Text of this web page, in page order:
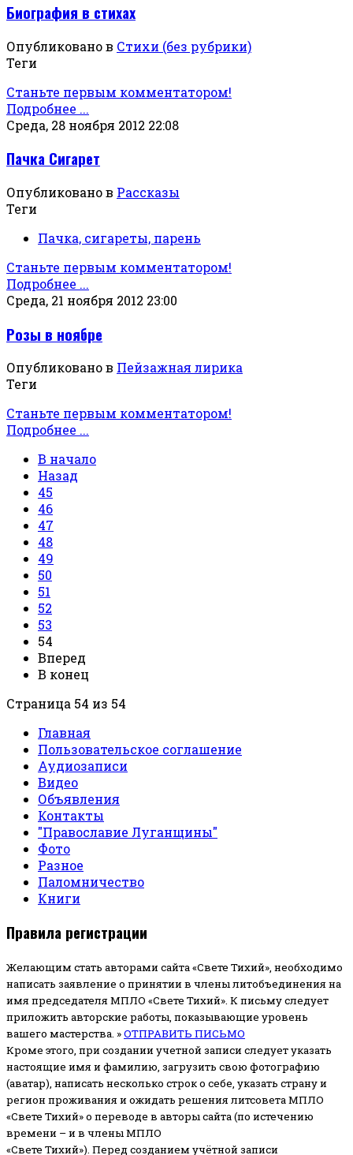
Биография в стихах
Опубликовано в Стихи (без рубрики)
Теги
Станьте первым комментатором!
Подробнее ...
Среда, 28 ноября 2012 22:08
Пачка Сигарет
Опубликовано в Рассказы
Теги
Пачка, сигареты, парень
Станьте первым комментатором!
Подробнее ...
Среда, 21 ноября 2012 23:00
Розы в ноябре
Опубликовано в Пейзажная лирика
Теги
Станьте первым комментатором!
Подробнее ...
В начало
Назад
45
46
47
48
49
50
51
52
53
54
Вперед
В конец
Страница 54 из 54
Главная
Пользовательское соглашение
Аудиозаписи
Видео
Объявления
Контакты
"Православие Луганщины"
Фото
Разное
Паломничество
Книги
Правила регистрации
Желающим стать авторами сайта «Свете Тихий», необходимо
написать заявление о принятии в члены литобъединения на
имя председателя МПЛО «Свете Тихий». К письму следует
приложить авторские работы, показывающие уровень
вашего мастерства. »ОТПРАВИТЬ ПИСЬМО
Кроме этого, при создании учетной записи следует указать
настоящие имя и фамилию, загрузить свою фотографию
(аватар), написать несколько строк о себе, указать страну и
регион проживания и ожидать решения литсовета МПЛО
«Свете Тихий» о переводе в авторы сайта (по истечению
времени – и в члены МПЛО
«Свете Тихий»). Перед созданием учётной записи